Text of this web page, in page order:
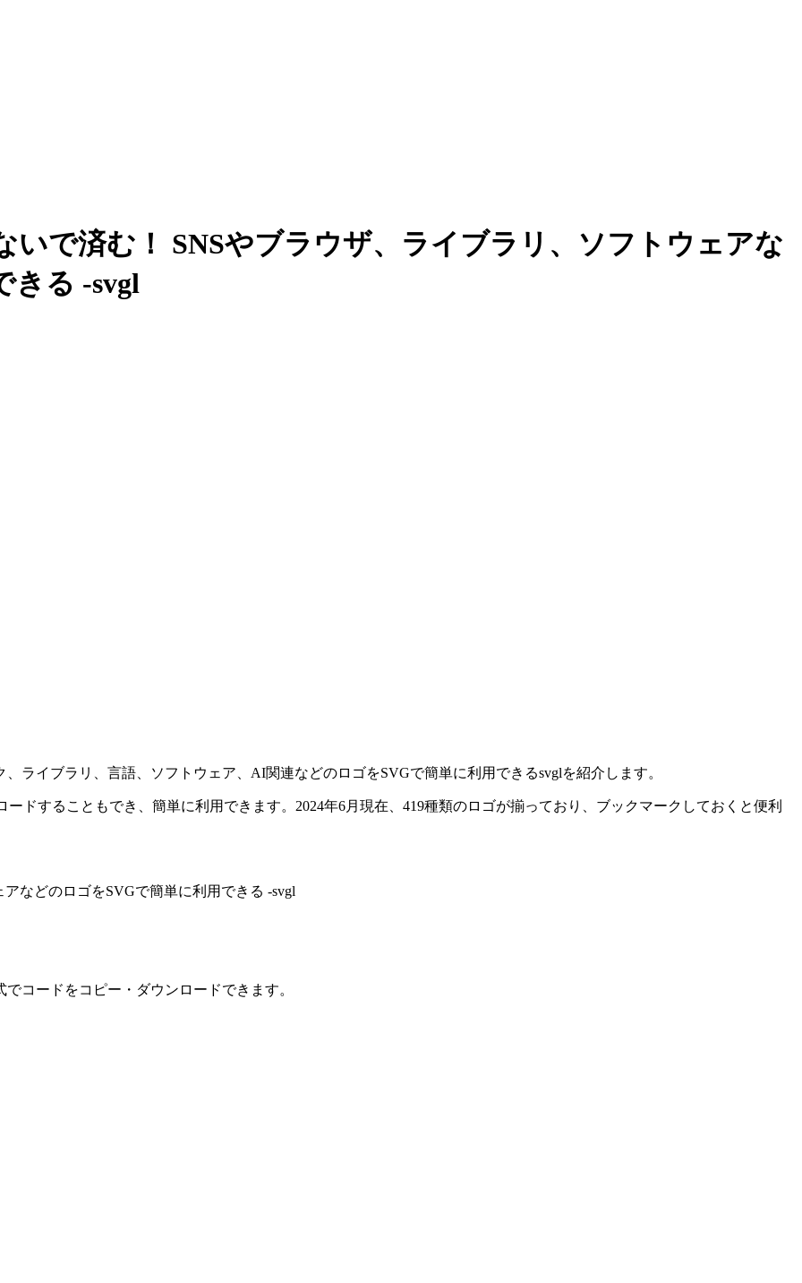
いで済む！ SNSやブラウザ、ライブラリ、ソフトウェアな
きる -svgl
ライブラリ、言語、ソフトウェア、AI関連などのロゴをSVGで簡単に利用できるsvglを紹介します。
ドすることもでき、簡単に利用できます。2024年6月現在、419種類のロゴが揃っており、ブックマークしておくと便利
コードをコピー・ダウンロードできます。